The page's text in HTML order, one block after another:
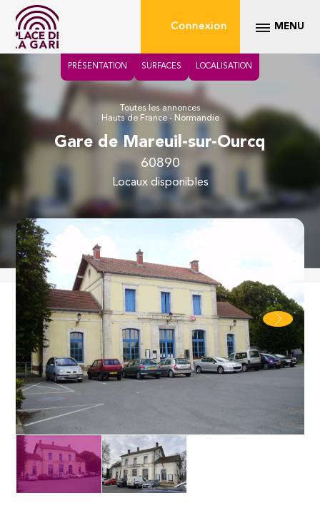
MENU
Connexion
Gare de Mareuil-sur-Ourcq
60890
locaux disponibles
Toutes les annonces
Hauts de France - Normandie
PRÉSENTATION SURFACES LOCALISATION